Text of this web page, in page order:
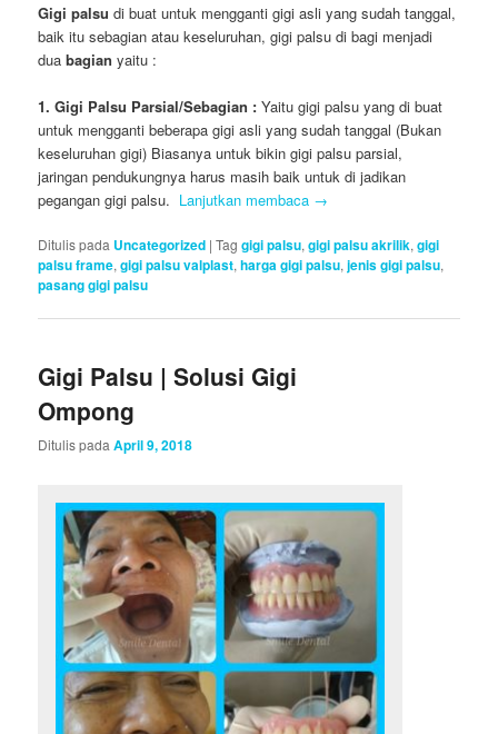
Gigi palsudi buat untuk mengganti gigi asli yang sudah tanggal,
baik itu sebagian atau keseluruhan, gigi palsu di bagi menjadi
duabagian yaitu :
1. Gigi Palsu Parsial/Sebagian :Yaitu gigi palsu yang di buat
untuk mengganti beberapa gigi asli yang sudah tanggal (Bukan
keseluruhan gigi) Biasanya untuk bikin gigi palsu parsial,
jaringan pendukungnya harus masih baik untuk di jadikan
pegangan gigi palsu. Lanjutkan membaca →
Ditulis pada Uncategorized |Tag gigi palsu,gigi palsu akrilik,gigi
palsu frame,gigi palsu valplast,harga gigi palsu,jenis gigi palsu,
pasang gigi palsu
Gigi Palsu | Solusi Gigi
Ompong
Ditulis padaApril 9, 2018